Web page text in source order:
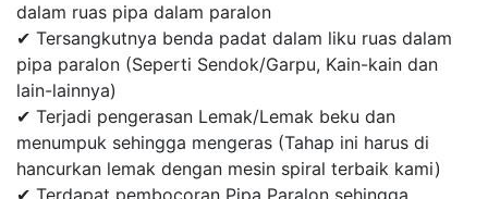
dalam ruas pipa dalam paralon
✔ Tersangkutnya benda padat dalam liku ruas dalam
pipa paralon (Seperti Sendok/Garpu, Kain-kain dan
lain-lainnya)
✔ Terjadi pengerasan Lemak/Lemak beku dan
menumpuk sehingga mengeras (Tahap ini harus di
hancurkan lemak dengan mesin spiral terbaik kami)
✔ Terdapat pembocoran Pipa Paralon sehingga